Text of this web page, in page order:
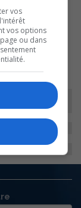
vos
vos options
ou dans